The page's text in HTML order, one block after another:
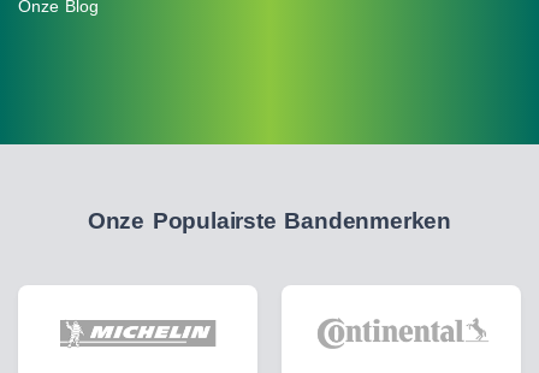
Onze Blog
Onze Populairste Bandenmerken